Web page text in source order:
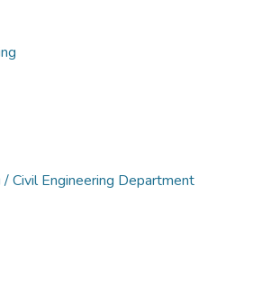
/ Civil Engineering Department